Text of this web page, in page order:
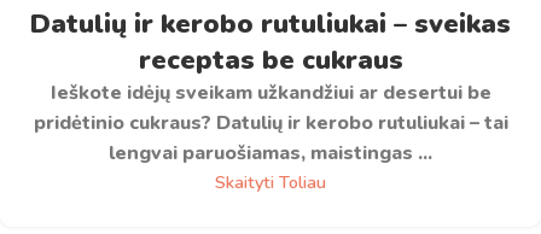
Datulių ir kerobo rutuliukai – sveikas
receptas be cukraus
Ieškote idėjų sveikam užkandžiui ar desertui be
pridėtinio cukraus? Datulių ir kerobo rutuliukai – tai
lengvai paruošiamas, maistingas ...
Skaityti Toliau